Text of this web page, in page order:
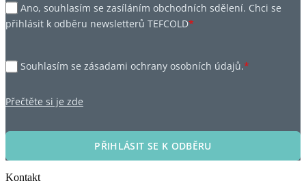
Ano, souhlasím se zasíláním obchodních sdělení. Chci se
přihlásit k odběru newsletterů TEFCOLD*
Souhlasím se zásadami ochrany osobních údajů.*
Přečtěte si je zde
PŘIHLÁSIT SE K ODBĚRU
Kontakt